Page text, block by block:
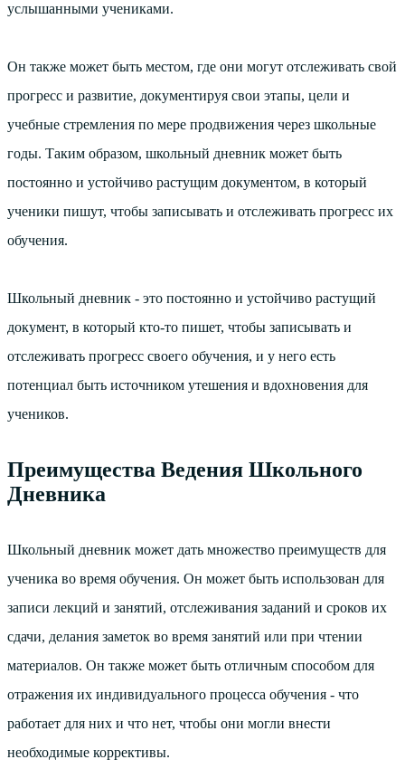
услышанными учениками.
Он также может быть местом, где они могут отслеживать свой
прогресс и развитие, документируя свои этапы, цели и
учебные стремления по мере продвижения через школьные
годы. Таким образом, школьный дневник может быть
постоянно и устойчиво растущим документом, в который
ученики пишут, чтобы записывать и отслеживать прогресс их
обучения.
Школьный дневник - это постоянно и устойчиво растущий
документ, в который кто-то пишет, чтобы записывать и
отслеживать прогресс своего обучения, и у него есть
потенциал быть источником утешения и вдохновения для
учеников.
Преимущества Ведения Школьного
Дневника
Школьный дневник может дать множество преимуществ для
ученика во время обучения. Он может быть использован для
записи лекций и занятий, отслеживания заданий и сроков их
сдачи, делания заметок во время занятий или при чтении
материалов. Он также может быть отличным способом для
отражения их индивидуального процесса обучения - что
работает для них и что нет, чтобы они могли внести
необходимые коррективы.